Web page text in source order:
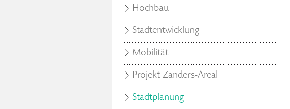
Hochbau
Stadtentwicklung
Mobilität
Projekt Zanders-Areal
Stadtplanung